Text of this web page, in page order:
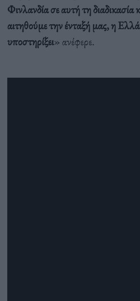
Φινλανδία σε αυτή τη διαδικασία
αιτηθούμε την ένταξή μας, η
υποστηρίξει» ανέφερε.